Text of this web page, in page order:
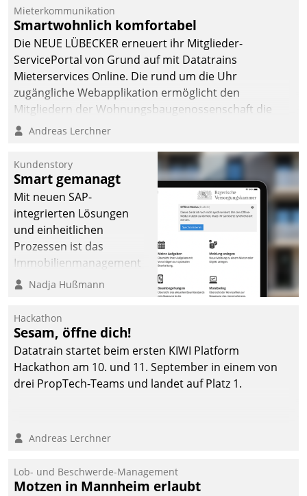
integrieren.
Mieterkommunikation
Smartwohnlich komfortabel
Die NEUE LÜBECKER erneuert ihr Mitglieder-
ServicePortal von Grund auf mit Datatrains
Mieterservices Online. Die rund um die Uhr
zugängliche Webapplikation ermöglicht den
Mitgliedern der Wohnungs­bau­genossenschaft die
Kontaktaufnahme per Smartphone, Tablet oder PC.
Andreas Lerchner
Kundenstory
Smart gemanagt
Mit neuen SAP-
integrierten Lösungen
und einheitlichen
Prozessen ist das
Immobilienmanagement
der Bayerischen
Ressort Kapitalanlage für
künftige Aufgaben und
Herausforderungen
gerüstet.
Nadja Hußmann
Hackathon
Sesam, öffne dich!
Datatrain startet beim ersten KIWI Platform
Hackathon am 10. und 11. September in einem von
drei PropTech-Teams und landet auf Platz 1.
Andreas Lerchner
Lob- und Beschwerde-Management
Motzen in Mannheim erlaubt